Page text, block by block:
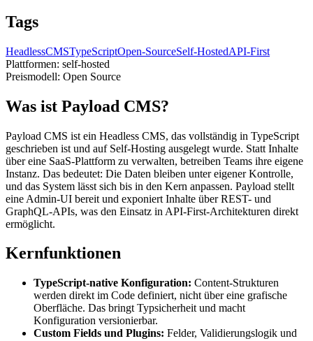
Tags
HeadlessCMSTypeScriptOpen-SourceSelf-HostedAPI-First
Plattformen: self-hosted
Preismodell: Open Source
Was ist Payload CMS?
Payload CMS ist ein Headless CMS, das vollständig in TypeScript
geschrieben ist und auf Self-Hosting ausgelegt wurde. Statt Inhalte
über eine SaaS-Plattform zu verwalten, betreiben Teams ihre eigene
Instanz. Das bedeutet: Die Daten bleiben unter eigener Kontrolle,
und das System lässt sich bis in den Kern anpassen. Payload stellt
eine Admin-UI bereit und exponiert Inhalte über REST- und
GraphQL-APIs, was den Einsatz in API-First-Architekturen direkt
ermöglicht.
Kernfunktionen
TypeScript-native Konfiguration: Content-Strukturen
werden direkt im Code definiert, nicht über eine grafische
Oberfläche. Das bringt Typsicherheit und macht
Konfiguration versionierbar.
Custom Fields und Plugins: Felder, Validierungslogik und